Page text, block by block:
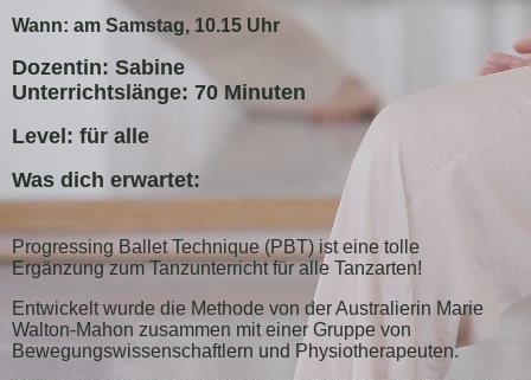
Wann: am Samstag, 10.15 Uhr
Dozentin: Sabine
Unterrichtslänge: 70 Minuten
Level: für alle
Was dich erwartet:
Progressing Ballet Technique (PBT) ist eine tolle
Ergänzung zum Tanzunterricht für alle Tanzarten!
Entwickelt wurde die Methode von der Australierin Marie
Walton-Mahon zusammen mit einer Gruppe von
Bewegungswissenschaftlern und Physiotherapeuten.